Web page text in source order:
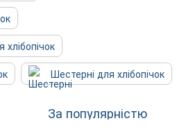
Шестерні для хлібопічок
За популярністю